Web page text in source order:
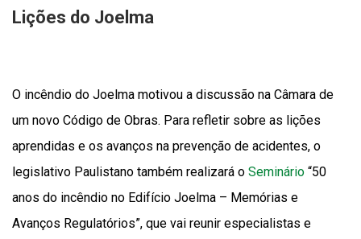
Lições do Joelma
O incêndio do Joelma motivou a discussão na Câmara de
um novo Código de Obras. Para refletir sobre as lições
aprendidas e os avanços na prevenção de acidentes, o
legislativo Paulistano também realizará o Seminário “50
anos do incêndio no Edifício Joelma – Memórias e
Avanços Regulatórios”, que vai reunir especialistas e